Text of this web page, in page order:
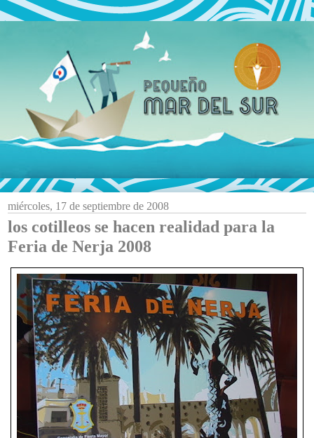
miércoles, 17 de septiembre de 2008
los cotilleos se hacen realidad para la
Feria de Nerja 2008